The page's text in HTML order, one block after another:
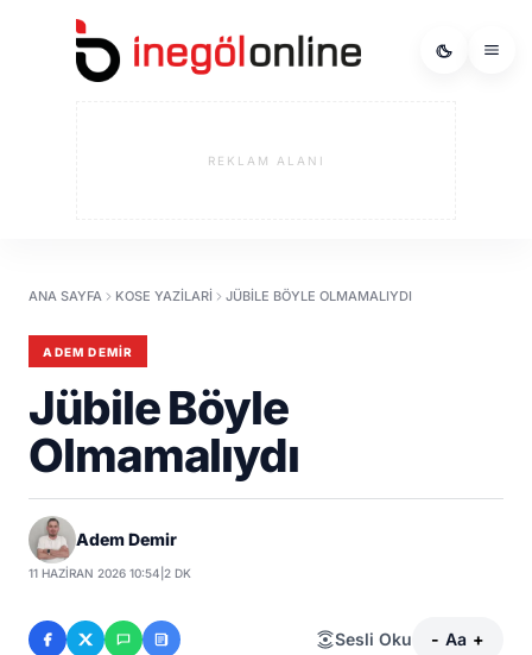
REKLAM ALANI
ANA SAYFA KOSE YAZILARI JÜBILE BÖYLE OLMAMALIYDI
ADEM DEMIR
Jübile Böyle
Olmamalıydı
Adem Demir
11 HAZIRAN 2026 10:54 |2 DK
Sesli Oku - Aa +